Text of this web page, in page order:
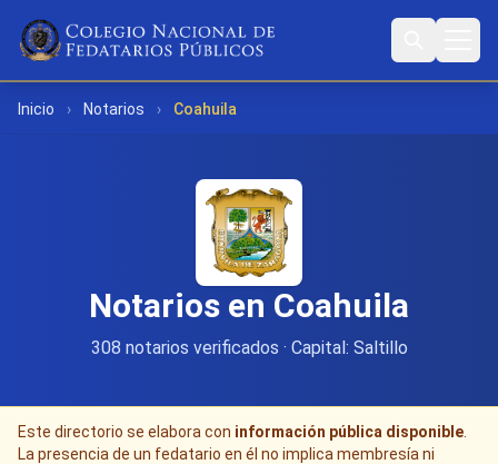
Inicio › Notarios › Coahuila
Notarios en Coahuila
308 notarios verificados · Capital: Saltillo
Este directorio se elabora con información pública disponible
La presencia de un fedatario en él no implica membresía ni